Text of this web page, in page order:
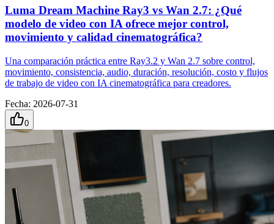
Luma Dream Machine Ray3 vs Wan 2.7: ¿Qué
modelo de video con IA ofrece mejor control,
movimiento y calidad cinematográfica?
Una comparación práctica entre Ray3.2 y Wan 2.7 sobre control,
movimiento, consistencia, audio, duración, resolución, costo y flujos
de trabajo de video con IA cinematográfica para creadores.
Fecha: 2026-07-31
0